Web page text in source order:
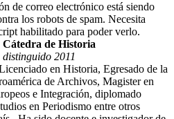
de correo electrónico está siendo
los robots de spam. Necesita
habilitado para poder verlo.
de Historia
2011
en Historia, Egresado de la
de Archivos, Magister en
e Integración, diplomado
en Periodismo entre otros